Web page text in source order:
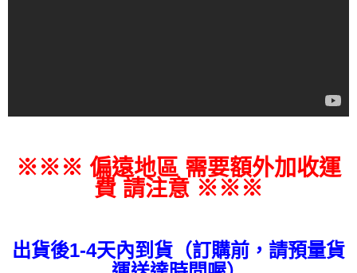
※※※ 偏遠地區 需要額外加收運
費 請注意 ※※※
出貨後1-4天內到貨（訂購前，請預量貨